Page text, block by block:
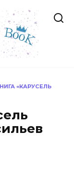
«КАРУСЕЛЬ